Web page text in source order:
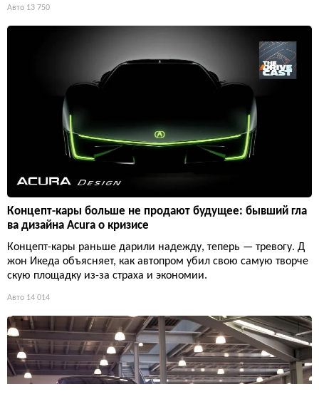
Авто 13 750
Концепт-кары больше не продают будущее: бывший гла
ва дизайна Acura о кризисе
Концепт-кары раньше дарили надежду, теперь — тревогу. Д
жон Икеда объясняет, как автопром убил свою самую творче
скую площадку из-за страха и экономии.
Авто 14 014